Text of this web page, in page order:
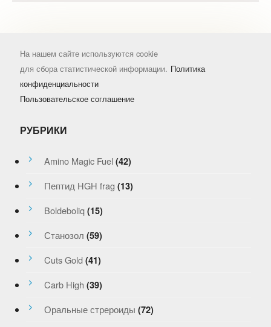
На нашем сайте используются cookie
для сбора статистической информации. Политика
конфиденциальности
Пользовательское соглашение
РУБРИКИ
Amino Magic Fuel (42)
Пептид HGH frag (13)
Boldeboliq (15)
Станозол (59)
Cuts Gold (41)
Carb High (39)
Оральные стрероиды (72)